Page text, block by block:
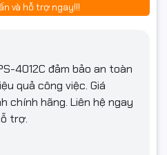
và hỗ trợ ngay!!!
4012C đảm bảo an toàn
quả công việc. Giá
chính hãng. Liên hệ ngay
trợ.